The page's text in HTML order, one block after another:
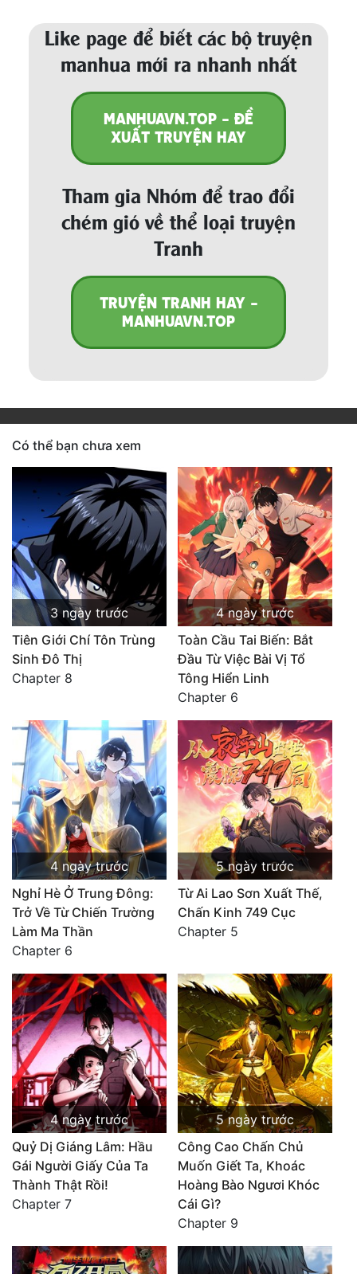
Like page để biết các bộ truyện
manhua mới ra nhanh nhất
MANHUAVN.TOP - ĐỀ
XUẤT TRUYỆN HAY
Tham gia Nhóm để trao đổi
chém gió về thể loại truyện
Tranh
TRUYỆN TRANH HAY -
MANHUAVN.TOP
Có thể bạn chưa xem
3 ngày trước
Tiên Giới Chí Tôn Trùng
Sinh Đô Thị
Chapter 8
4 ngày trước
Toàn Cầu Tai Biến: Bắt
Đầu Từ Việc Bài Vị Tổ
Tông Hiển Linh
Chapter 6
4 ngày trước
Nghỉ Hè Ở Trung Đông:
Trở Về Từ Chiến Trường
Làm Ma Thần
Chapter 6
5 ngày trước
Từ Ai Lao Sơn Xuất Thế,
Chấn Kinh 749 Cục
Chapter 5
4 ngày trước
Quỷ Dị Giáng Lâm: Hầu
Gái Người Giấy Của Ta
Thành Thật Rồi!
Chapter 7
5 ngày trước
Công Cao Chấn Chủ
Muốn Giết Ta, Khoác
Hoàng Bào Ngươi Khóc
Cái Gì?
Chapter 9